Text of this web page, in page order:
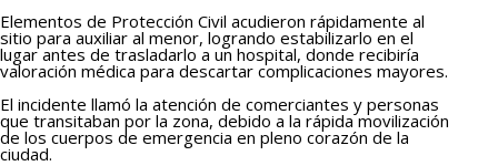
Elementos de Protección Civil acudieron rápidamente al
sitio para auxiliar al menor, logrando estabilizarlo en el
lugar antes de trasladarlo a un hospital, donde recibiría
valoración médica para descartar complicaciones mayores.
El incidente llamó la atención de comerciantes y personas
que transitaban por la zona, debido a la rápida movilización
de los cuerpos de emergencia en pleno corazón de la
ciudad.